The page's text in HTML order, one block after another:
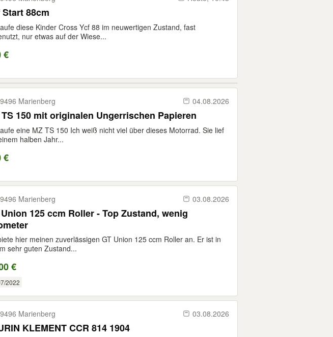
88cm
diese Kinder Cross Ycf 88 im neuwertigen Zustand, fast
nur etwas auf der Wiese...
€
Marienberg 04.08.2026
TS 150 mit originalen Ungerrischen Papieren
eine MZ TS 150 Ich weiß nicht viel über dieses Motorrad. Sie lief
halben Jahr...
€
Marienberg 03.08.2026
125 ccm Roller - Top Zustand, wenig
hier meinen zuverlässigen GT Union 125 ccm Roller an. Er ist in
sehr guten Zustand...
€
2022
Marienberg 03.08.2026
KLEMENT CCR 814 1904